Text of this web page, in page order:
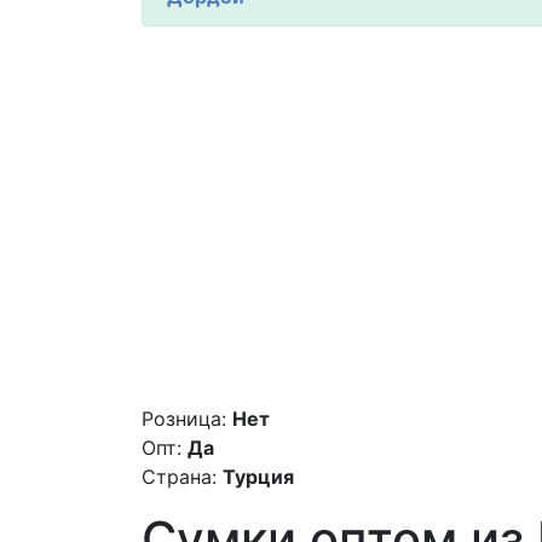
Розница: Нет
Опт: Да
Страна: Турция